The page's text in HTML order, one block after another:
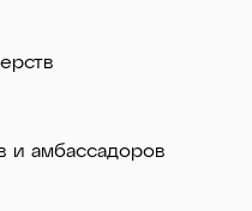
и амбассадоров